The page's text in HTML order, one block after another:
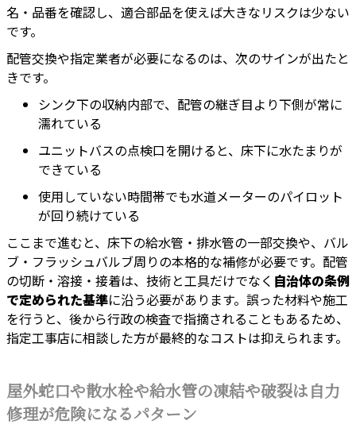
名・品番を確認し、適合部品を使えば大きなリスクは少ない
です。
配管交換や指定業者が必要になるのは、次のサインが出たと
きです。
シンク下の収納内部で、配管の継ぎ目より下側が常に
濡れている
ユニットバスの点検口を開けると、床下に水たまりが
できている
使用していない時間帯でも水道メーターのパイロット
が回り続けている
ここまで進むと、床下の給水管・排水管の一部交換や、バル
ブ・フラッシュバルブ周りの本格的な補修が必要です。配管
の切断・溶接・接着は、技術と工具だけでなく 自治体の条例
で定められた基準に沿う必要があります。誤った材料や施工
を行うと、後から行政の検査で指摘されることもあるため、
指定工事店に相談した方が最終的なコストは抑えられます。
屋外蛇口や散水栓や給水管の凍結や破裂は自力
修理が危険になるパターン